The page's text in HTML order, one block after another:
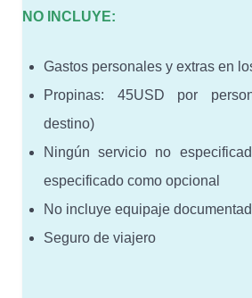
NO INCLUYE:
Gastos personales y extras en
Propinas: 45USD por
destino)
Ningún servicio no
especificado como opcional
No incluye equipaje
Seguro de viajero